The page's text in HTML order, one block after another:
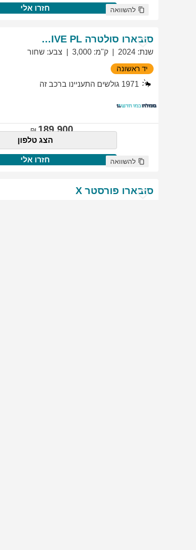
חזרו אלי להשוואה
סובארו סולטרה EXCLUSIVE PL
שנת:
2024 ק"מ:
3,000 צבע: שחור
יד ראשונה
1971 גולשים התעניינו ברכב זה
189,900
הצג טלפון
חזרו אלי להשוואה
סובארו פורסטר X